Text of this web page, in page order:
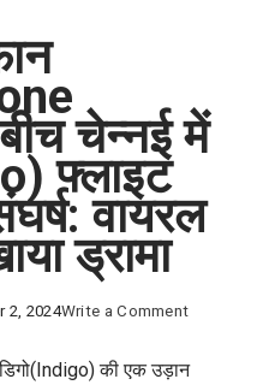
वायरल
प्रेम
कथा
जिसने
करोड़ों
दिलों
को
लिया
चेन्नई में
फ्लाइट
वायरल
ड्रामा
2, 2024Write a Commenton
तूफान
की एक उड़ान